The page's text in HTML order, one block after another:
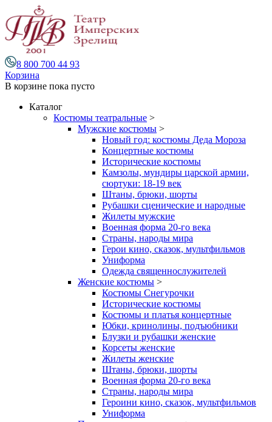
8 800 700 44 93
Корзина
В корзине пока пусто
Каталог
Костюмы театральные >
Мужские костюмы >
Новый год: костюмы Деда Мороза
Концертные костюмы
Исторические костюмы
Камзолы, мундиры царской армии,
сюртуки: 18-19 век
Штаны, брюки, шорты
Рубашки сценические и народные
Жилеты мужские
Военная форма 20-го века
Страны, народы мира
Герои кино, сказок, мультфильмов
Униформа
Одежда священнослужителей
Женские костюмы >
Костюмы Снегурочки
Исторические костюмы
Костюмы и платья концертные
Юбки, кринолины, подъюбники
Блузки и рубашки женские
Корсеты женские
Жилеты женские
Штаны, брюки, шорты
Военная форма 20-го века
Страны, народы мира
Героини кино, сказок, мультфильмов
Униформа